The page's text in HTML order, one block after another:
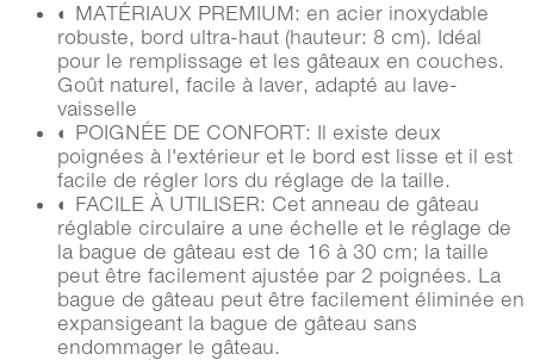
◐ MATÉRIAUX PREMIUM: en acier inoxydable
robuste, bord ultra-haut (hauteur: 8 cm). Idéal
pour le remplissage et les gâteaux en couches.
Goût naturel, facile à laver, adapté au lave-
vaisselle
◐ POIGNÉE DE CONFORT: Il existe deux
poignées à l'extérieur et le bord est lisse et il est
facile de régler lors du réglage de la taille.
◐ FACILE À UTILISER: Cet anneau de gâteau
réglable circulaire a une échelle et le réglage de
la bague de gâteau est de 16 à 30 cm; la taille
peut être facilement ajustée par 2 poignées. La
bague de gâteau peut être facilement éliminée en
expansigeant la bague de gâteau sans
endommager le gâteau.